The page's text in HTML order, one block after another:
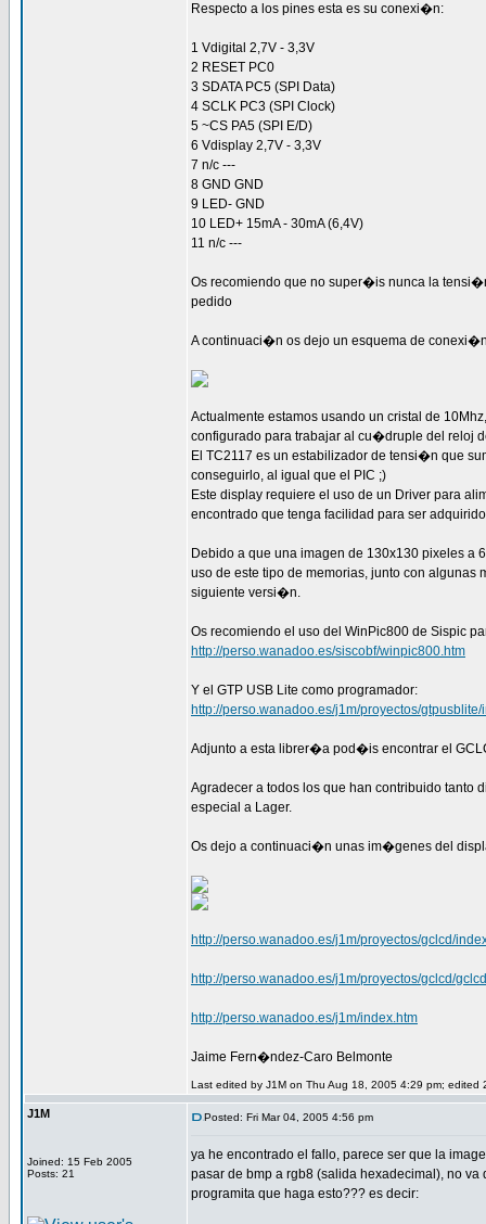
Respecto a los pines esta es su conexi�n:
1 Vdigital 2,7V - 3,3V
2 RESET PC0
3 SDATA PC5 (SPI Data)
4 SCLK PC3 (SPI Clock)
5 ~CS PA5 (SPI E/D)
6 Vdisplay 2,7V - 3,3V
7 n/c ---
8 GND GND
9 LED- GND
10 LED+ 15mA - 30mA (6,4V)
11 n/c ---
Os recomiendo que no super�is nunca la
pedido
A continuaci�n os dejo un esquema de
Actualmente estamos usando un cristal de
configurado para trabajar al cu�druple del reloj
El TC2117 es un estabilizador de tensi�n que
conseguirlo, al igual que el PIC ;)
Este display requiere el uso de un Driver para
encontrado que tenga facilidad para ser
Debido a que una imagen de 130x130 pixeles a
uso de este tipo de memorias, junto con
siguiente versi�n.
Os recomiendo el uso del WinPic800 de Sispic
http://perso.wanadoo.es/siscobf/winpic800.htm
Y el GTP USB Lite como programador:
http://perso.wanadoo.es/j1m/proyectos/gtpusblite/
Adjunto a esta librer�a pod�is encontrar el
Agradecer a todos los que han contribuido tanto
especial a Lager.
Os dejo a continuaci�n unas im�genes del
http://perso.wanadoo.es/j1m/proyectos/gclcd/
http://perso.wanadoo.es/j1m/proyectos/gclcd/
http://perso.wanadoo.es/j1m/index.htm
Jaime Fern�ndez-Caro Belmonte
Last edited by J1M on Thu Aug 18, 2005 4:29 pm; edited
J1M
Joined: 15 Feb 2005
Posts: 21
Posted: Fri Mar 04, 2005 4:56 pm
ya he encontrado el fallo, parece ser que la
pasar de bmp a rgb8 (salida hexadecimal), no
programita que haga esto??? es decir: